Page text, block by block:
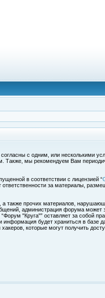
с одним, или несколькими
Также, мы рекомендуем Вам
в соответствии с лицензией “
ответственности за материалы,
а также прочих материалов,
администрация форума может
"Круга"” оставляет за собой
будет храниться в базе
которые могут получить